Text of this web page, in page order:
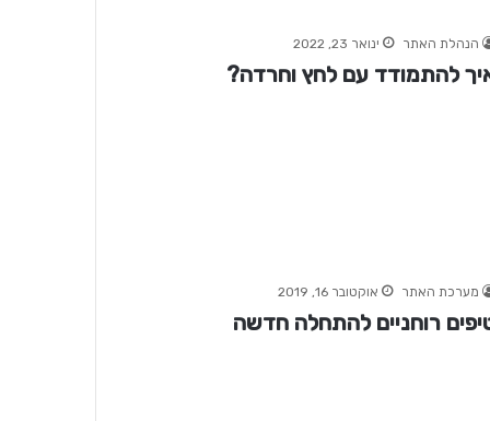
הנהלת האתר ינואר 23, 2022
להתמודד עם לחץ וחרדה?
מערכת האתר אוקטובר 16, 2019
רוחניים להתחלה חדשה